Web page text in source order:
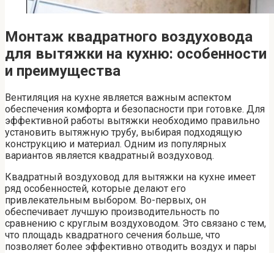
Монтаж квадратного воздуховода
для вытяжки на кухню: особенности
и преимущества
Вентиляция на кухне является важным аспектом
обеспечения комфорта и безопасности при готовке. Для
эффективной работы вытяжки необходимо правильно
установить вытяжную трубу, выбирая подходящую
конструкцию и материал. Одним из популярных
вариантов является квадратный воздуховод.
Квадратный воздуховод для вытяжки на кухне имеет
ряд особенностей, которые делают его
привлекательным выбором. Во-первых, он
обеспечивает лучшую производительность по
сравнению с круглым воздуховодом. Это связано с тем,
что площадь квадратного сечения больше, что
позволяет более эффективно отводить воздух и пары